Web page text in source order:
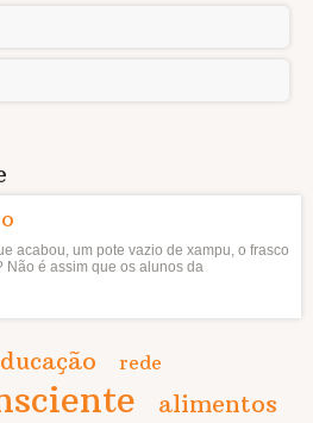
acabou, um pote vazio de xampu, o frasco
Não é assim que os alunos da
rede
alimentos